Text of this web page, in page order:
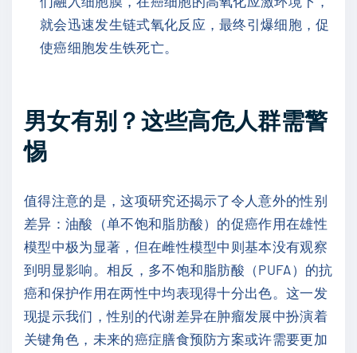
就会迅速发生链式氧化反应，最终引爆细胞，促
使癌细胞发生铁死亡。
男女有别？这些高危人群需警
惕
值得注意的是，这项研究还揭示了令人意外的性别
差异：油酸（单不饱和脂肪酸）的促癌作用在雄性
模型中极为显著，但在雌性模型中则基本没有观察
到明显影响。相反，多不饱和脂肪酸（PUFA）的抗
癌和保护作用在两性中均表现得十分出色。这一发
现提示我们，性别的代谢差异在肿瘤发展中扮演着
关键角色，未来的癌症膳食预防方案或许需要更加